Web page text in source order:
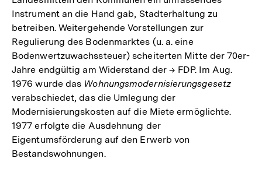
Instrument an die Hand gab, Stadterhaltung zu
betreiben. Weitergehende Vorstellungen zur
Regulierung des Bodenmarktes (u. a. eine
Bodenwertzuwachssteuer) scheiterten Mitte der 70er-
Jahre endgültig am Widerstand der → FDP. Im Aug.
1976 wurde das Wohnungsmodernisierungsgesetz
verabschiedet, das die Umlegung der
Modernisierungskosten auf die Miete ermöglichte.
1977 erfolgte die Ausdehnung der
Eigentumsförderung auf den Erwerb von
Bestandswohnungen.